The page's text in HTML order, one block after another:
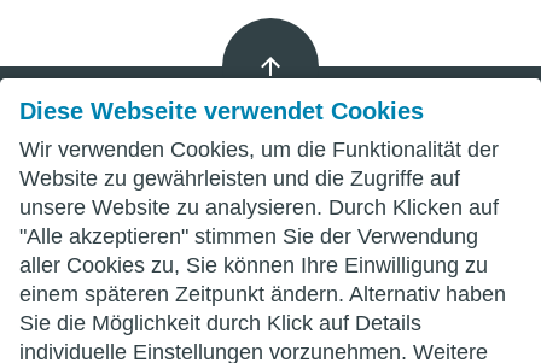
Diese Webseite verwendet Cookies
Wir verwenden Cookies, um die Funktionalität der
Website zu gewährleisten und die Zugriffe auf
unsere Website zu analysieren. Durch Klicken auf
"Alle akzeptieren" stimmen Sie der Verwendung
aller Cookies zu, Sie können Ihre Einwilligung zu
einem späteren Zeitpunkt ändern. Alternativ haben
Sie die Möglichkeit durch Klick auf Details
individuelle Einstellungen vorzunehmen. Weitere
Impressum
Datenschutz
AGB